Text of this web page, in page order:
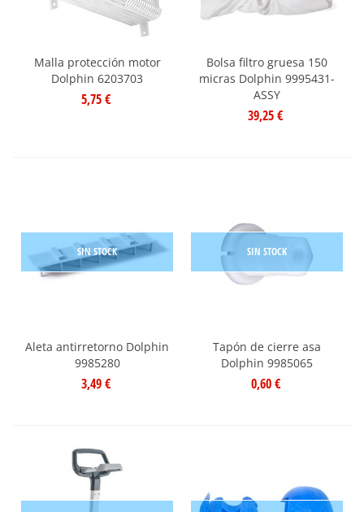
Malla protección motor
Dolphin 6203703
5,75 €
Bolsa filtro gruesa 150
micras Dolphin 9995431-
ASSY
39,25 €
SIN STOCK
Aleta antirretorno Dolphin
9985280
3,49 €
SIN STOCK
Tapón de cierre asa
Dolphin 9985065
0,60 €